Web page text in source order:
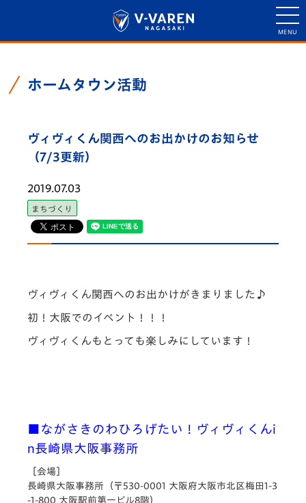
ホームタウン活動
ヴィヴィくん関西へのお出かけのお知らせ
（7/3更新）
2019.07.03
まちづくり
ヴィヴィくん関西へのお出かけがきまりました♪
初！大阪でのイベント！！！
ヴィヴィくんもとっても楽しみにしています！
■ながさきのわひろげたい！ヴィヴィくんi
n長崎県大阪事務所
［会場］
長崎県大阪事務所（〒530-0001 大阪府大阪市北区梅田1-3
-1-800 大阪駅前第一ビル8階）